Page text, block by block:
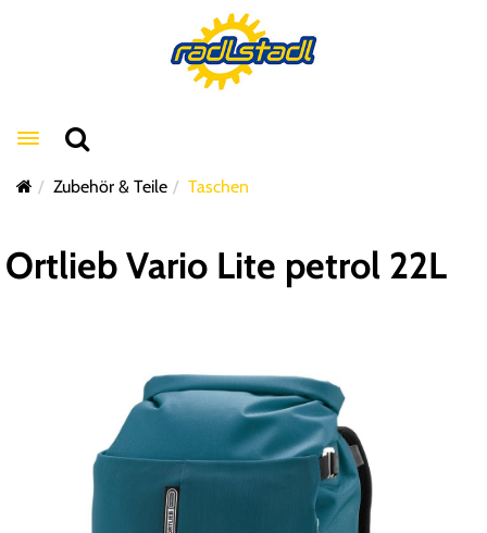
Toggle navigation
Zubehör & Teile Taschen
Ortlieb Vario Lite petrol 22L